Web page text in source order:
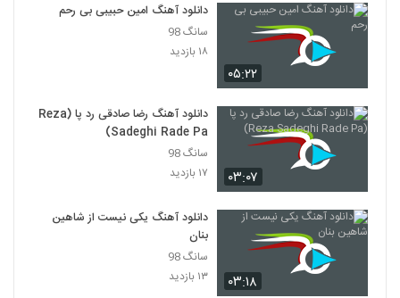
Amin Dadashi Behesht
۲۸۰ بازدید
آهنگ رویا از مسعود مالمیر(پاپ)
۳۲۵ بازدید
3666
دانلود آهنگ دیوونه تو از رایبد
دانلود آهنگ بغض آسمان از پرهام آگاه
۳۱۷ بازدید
۰۵:۲۲
دانلود آهنگ امین حبیبی بی رحم
سانگ 98
۱۸ بازدید
۰۳:۰۷
دانلود آهنگ رضا صادقی رد پا (Reza
Sadeghi Rade Pa)
سانگ 98
۱۷ بازدید
۰۳:۱۸
دانلود آهنگ یکی نیست از شاهین
بنان
سانگ 98
۱۳ بازدید